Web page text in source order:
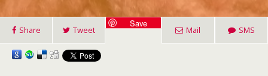
Share Tweet
Save
Mail SMS